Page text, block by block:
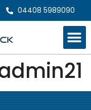
04408 5989090